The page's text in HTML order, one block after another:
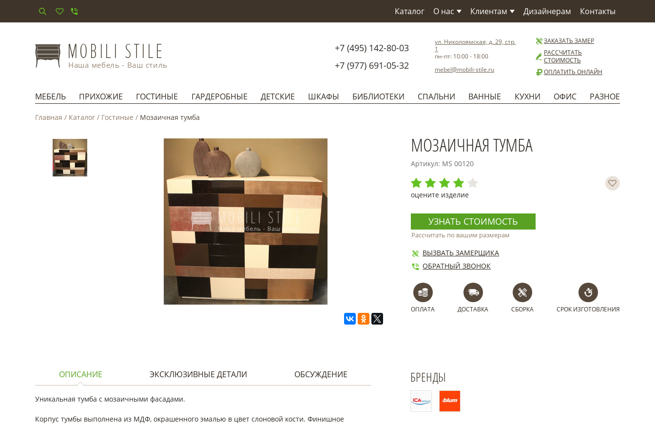
Каталог О нас
Материалы
Бренды
Статьи
Клиентам
Способы оплаты
Установка
Польза
Дизайнерам Контакты
Наша мебель - Ваш стиль
+7 (495) 142-80-03
+7 (977) 691-05-32
ул. Николоямская, д. 29, стр.
1
пн-пт: 10:00 - 18:00
mebel@mobili-stile.ru
ЗАКАЗАТЬ ЗАМЕР
РАССЧИТАТЬ
СТОИМОСТЬ
ОПЛАТИТЬ ОНЛАЙН
МЕБЕЛЬ ПРИХОЖИЕ ГОСТИНЫЕ ГАРДЕРОБНЫЕ ДЕТСКИЕ ШКАФЫ БИБЛИОТЕКИ СПАЛЬНИ ВАННЫЕ КУХНИ ОФИС РАЗНОЕ
Главная / Каталог / Гостиные / Мозаичная тумба
МОЗАИЧНАЯ ТУМБА
Артикул: MS 00120
оцените изделие
УЗНАТЬ СТОИМОСТЬ
Рассчитать по вашим размерам
ВЫЗВАТЬ ЗАМЕРЩИКА
ОБРАТНЫЙ ЗВОНОК
ОПЛАТА ДОСТАВКА СБОРКА СРОК ИЗГОТОВЛЕНИЯ
ОПИСАНИЕ ЭКСКЛЮЗИВНЫЕ ДЕТАЛИ ОБСУЖДЕНИЕ
Уникальная тумба с мозаичными фасадами.
Корпус тумбы выполнена из МДФ, окрашенного эмалью в цвет слоновой кости. Финишное
БРЕНДЫ